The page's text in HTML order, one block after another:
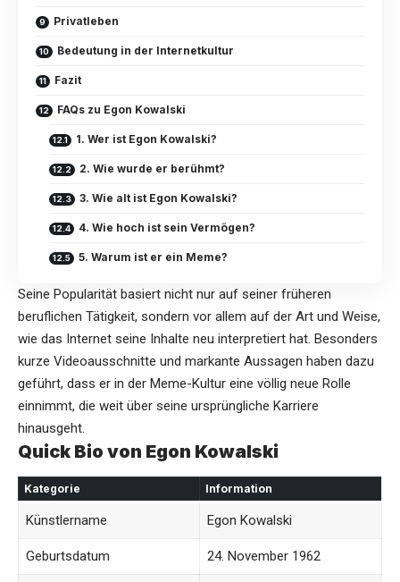
Privatleben
Bedeutung in der Internetkultur
Fazit
FAQs zu Egon Kowalski
1. Wer ist Egon Kowalski?
2. Wie wurde er berühmt?
3. Wie alt ist Egon Kowalski?
4. Wie hoch ist sein Vermögen?
5. Warum ist er ein Meme?
Seine Popularität basiert nicht nur auf seiner früheren
beruflichen Tätigkeit, sondern vor allem auf der Art und Weise,
wie das Internet seine Inhalte neu interpretiert hat. Besonders
kurze Videoausschnitte und markante Aussagen haben dazu
geführt, dass er in der Meme-Kultur eine völlig neue Rolle
einnimmt, die weit über seine ursprüngliche Karriere
hinausgeht.
Quick Bio von Egon Kowalski
Kategorie Information
Künstlername Egon Kowalski
Geburtsdatum 24. November 1962